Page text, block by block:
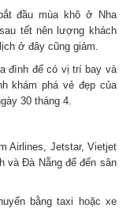
đầu mùa khô ở Nha
tết nên lượng khách
ở đây cũng giảm.
đình để có vị trí bay và
khám phá vẻ đẹp của
30 tháng 4.
Airlines, Jetstar, Vietjet
và Đà Nẵng để đến sân
bằng taxi hoặc xe